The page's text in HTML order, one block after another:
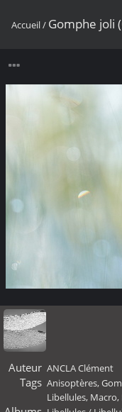
Accueil/ Gomphe joli
Auteur ANCLA Clément
Tags Anisoptères,
Libellules, Macro,